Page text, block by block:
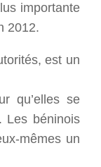
importante
2012.
est un
qu’elles se
Les béninois
mêmes un